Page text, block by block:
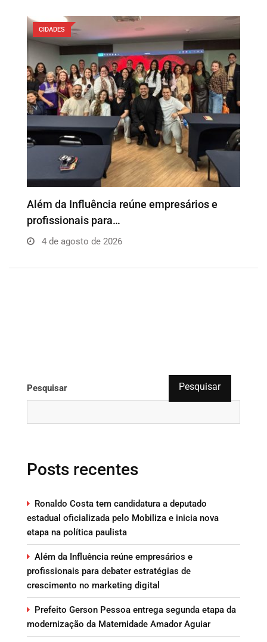
CIDADES
Além da Influência reúne empresários e
profissionais para…
4 de agosto de 2026
Pesquisar Pesquisar
Posts recentes
Ronaldo Costa tem candidatura a deputado
estadual oficializada pelo Mobiliza e inicia nova
etapa na política paulista
Além da Influência reúne empresários e
profissionais para debater estratégias de
crescimento no marketing digital
Prefeito Gerson Pessoa entrega segunda etapa da
modernização da Maternidade Amador Aguiar